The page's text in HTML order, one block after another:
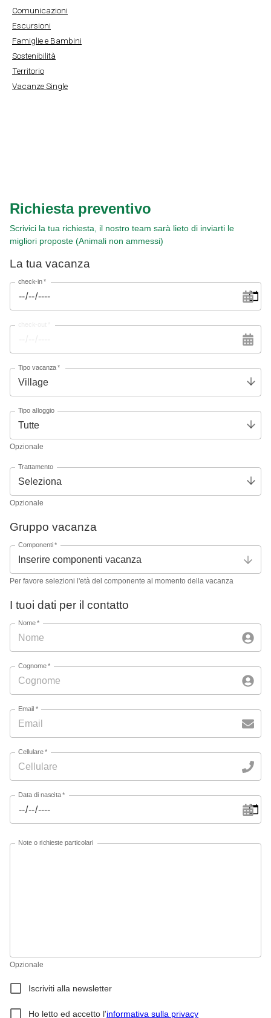
Comunicazioni
Escursioni
Famiglie e Bambini
Sostenibilità
Territorio
Vacanze Single